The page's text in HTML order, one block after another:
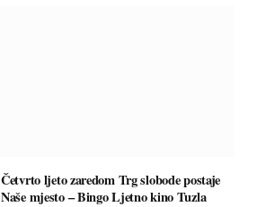
Četvrto ljeto zaredom Trg slobode postaje
Naše mjesto – Bingo Ljetno kino Tuzla